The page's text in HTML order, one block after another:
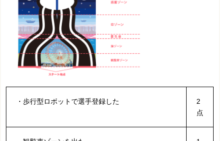
・歩行型ロボットで選手登録した
2
点